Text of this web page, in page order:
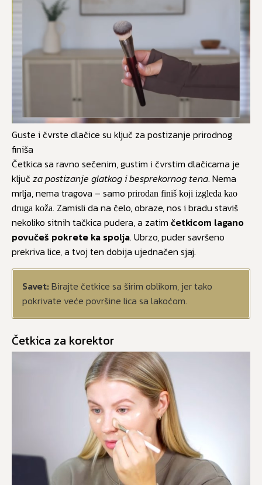
Guste i čvrste dlačice su ključ za postizanje prirodnog
finiša
Četkica sa ravno sečenim, gustim i čvrstim dlačicama je
ključ za postizanje glatkog i besprekornog tena. Nema
mrlja, nema tragova – samo prirodan finiš koji izgleda kao
druga koža. Zamisli da na čelo, obraze, nos i bradu staviš
nekoliko sitnih tačkica pudera, a zatim četkicom lagano
povučeš pokrete ka spolja. Ubrzo, puder savršeno
prekriva lice, a tvoj ten dobija ujednačen sjaj.
Savet:Birajte četkice sa širim oblikom, jer tako
pokrivate veće površine lica sa lakoćom.
Četkica za korektor